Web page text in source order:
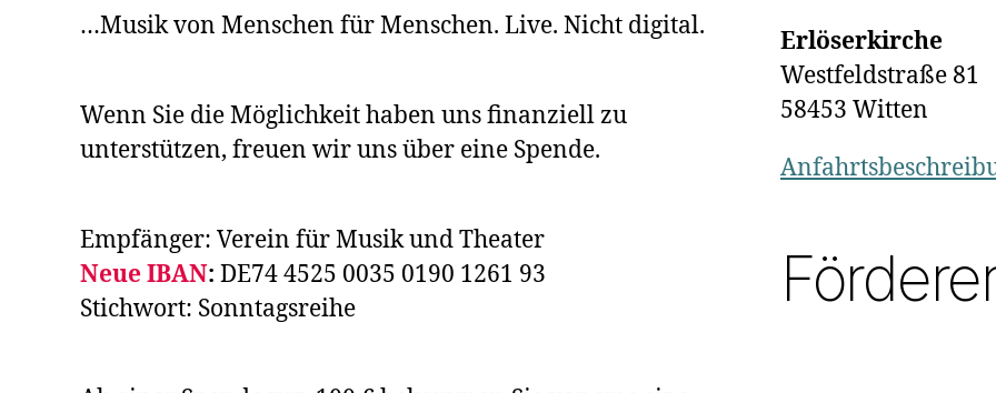
…Musik von Menschen für Menschen. Live. Nicht digital.
Wenn Sie die Möglichkeit haben uns finanziell zu
unterstützen, freuen wir uns über eine Spende.
Empfänger: Verein für Musik und Theater
Neue IBAN: DE74 4525 0035 0190 1261 93
Stichwort: Sonntagsreihe
Erlöserkirche
Westfeldstraße 81
58453 Witten